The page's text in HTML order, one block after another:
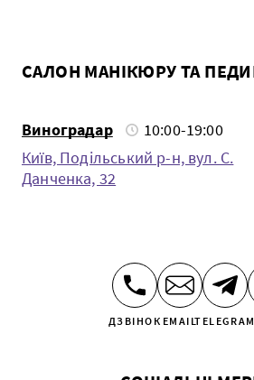
САЛОН МАНІКЮРУ ТА
Виноградар
10:00-19:00
Київ, Подiльський р-н, вул. С.
Данченка, 32
ДЗВІНОК EMAIL